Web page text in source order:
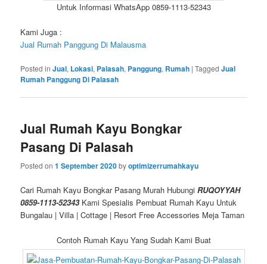
Untuk Informasi WhatsApp 0859-1113-52343
Kami Juga :
Jual Rumah Panggung Di Malausma
Posted in Jual, Lokasi, Palasah, Panggung, Rumah |Tagged Jual
Rumah Panggung Di Palasah
Jual Rumah Kayu Bongkar
Pasang Di Palasah
Posted on1 September 2020byoptimizerrumahkayu
Cari Rumah Kayu Bongkar Pasang Murah HubungiRUQOYYAH
0859-1113-52343Kami Spesialis Pembuat Rumah Kayu Untuk
Bungalau | Villa | Cottage | Resort Free Accessories Meja Taman
Contoh Rumah Kayu Yang Sudah Kami Buat